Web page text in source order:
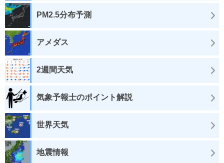
PM2.5分布予測
アメダス
2週間天気
気象予報士のポイント解説
世界天気
地震情報